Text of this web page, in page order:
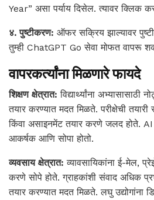
Year” असा पर्याय दिसेल. त्यावर क्लिक
४. पुष्टीकरण: ऑफर सक्रिय झाल्यावर
तुम्ही ChatGPT Go सेवा मोफत वापरू
वापरकर्त्यांना मिळणारे फायदे
शिक्षण क्षेत्रात: विद्यार्थ्यांना अभ्यासासाठी
तयार करण्यात मदत मिळते. परीक्षेची तयारी
किंवा असाइनमेंट तयार करणे जलद होते.
आकर्षक आणि सोपा होतो.
व्यवसाय क्षेत्रात: व्यावसायिकांना ई-मेल,
करणे सोपे होते. ग्राहकांशी संवाद अधिक
तयार करण्यात मदत मिळते. लघु उद्योगांना